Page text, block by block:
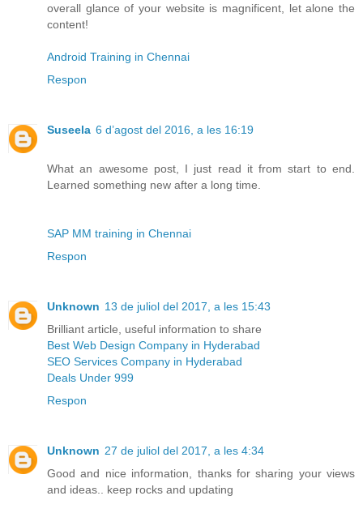
overall glance of your website is magnificent, let alone the
content!
Android Training in Chennai
Respon
Suseela 6 d’agost del 2016, a les 16:19
What an awesome post, I just read it from start to end.
Learned something new after a long time.
SAP MM training in Chennai
Respon
Unknown 13 de juliol del 2017, a les 15:43
Brilliant article, useful information to share
Best Web Design Company in Hyderabad
SEO Services Company in Hyderabad
Deals Under 999
Respon
Unknown 27 de juliol del 2017, a les 4:34
Good and nice information, thanks for sharing your views
and ideas.. keep rocks and updating